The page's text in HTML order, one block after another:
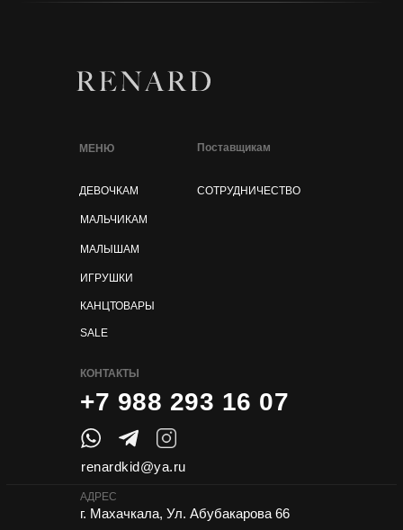
МЕНЮ
ДЕВОЧКАМ
МАЛЬЧИКАМ
МАЛЫШАМ
ИГРУШКИ
КАНЦТОВАРЫ
КОНТАКТЫ
+7 988 293 16 07
Поставщикам
renardkid@ya.ru
АДРЕС
г. Махачкала, Ул. Абубакарова 66
СОТРУДНИЧЕСТВО
SALE